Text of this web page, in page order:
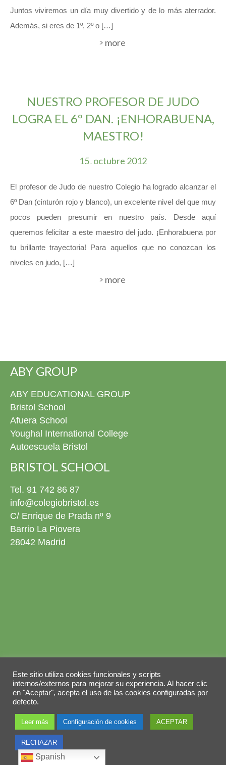
Juntos viviremos un día muy divertido y de lo más aterrador.
Además, si eres de 1º, 2º o […]
more
NUESTRO PROFESOR DE JUDO
LOGRA EL 6º DAN. ¡ENHORABUENA,
MAESTRO!
15. octubre 2012
El profesor de Judo de nuestro Colegio ha logrado alcanzar el
6º Dan (cinturón rojo y blanco), un excelente nivel del que muy
pocos pueden presumir en nuestro país. Desde aquí
queremos felicitar a este maestro del judo. ¡Enhorabuena por
tu brillante trayectoria! Para aquellos que no conozcan los
niveles en judo, […]
more
ABY GROUP
ABY EDUCATIONAL GROUP
Bristol School
Afuera School
Youghal International College
Autoescuela Bristol
BRISTOL SCHOOL
Tel. 91 742 86 87
info@colegiobristol.es
C/ Enrique de Prada nº 9
Barrio La Piovera
28042 Madrid
Política de cookies
© 2026 Copyright by
derechos reservados.
Este sitio utiliza cookies funcionales y scripts
internos/externos para mejorar su experiencia. Al hacer clic
en "Aceptar", acepta el uso de las cookies configuradas por
defecto.
Leer más Configuración de cookies ACEPTAR
RECHAZAR
Spanish